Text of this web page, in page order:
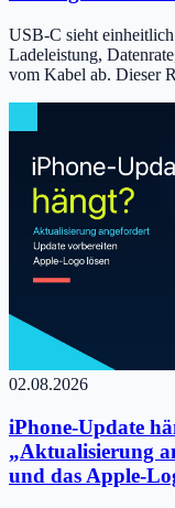
USB-C sieht einheitlich
Ladeleistung,
vom Kabel ab. Dieser
02.08.2026
iPhone-Update
„Aktualisierung
und das Apple-